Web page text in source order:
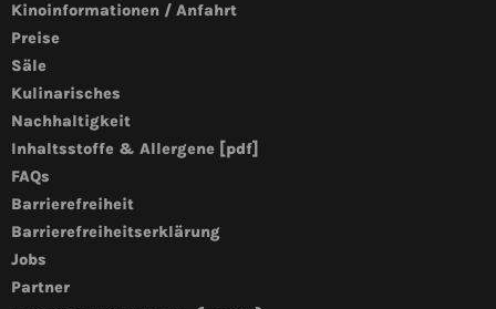
Kinoinformationen / Anfahrt
Preise
Säle
Kulinarisches
Nachhaltigkeit
Inhaltsstoffe & Allergene [pdf]
FAQs
Barrierefreiheit
Barrierefreiheitserklärung
Jobs
Partner